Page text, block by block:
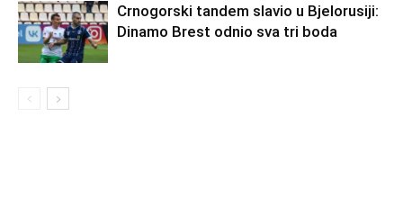
Crnogorski tandem slavio u Bjelorusiji:
Dinamo Brest odnio sva tri boda